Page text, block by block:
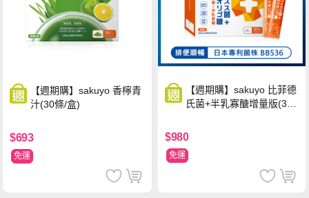
【週期購】sakuyo 香檸青
汁(30條/盒)
$693
免運
【週期購】sakuyo 比菲德
氏菌+半乳寡醣增量版(30
$980
免運